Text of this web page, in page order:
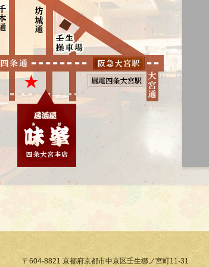
〒604-8821 京都府京都市中京区壬生梛ノ宮町11-31